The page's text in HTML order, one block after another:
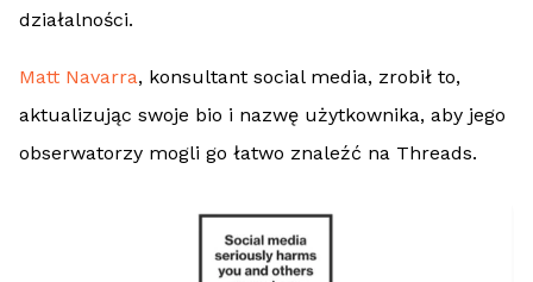
działalności.
Matt Navarra, konsultant social media, zrobił to,
aktualizując swoje bio i nazwę użytkownika, aby jego
obserwatorzy mogli go łatwo znaleźć na Threads.